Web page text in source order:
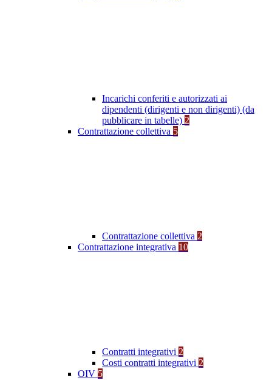
Incarichi conferiti e autorizzati ai
dipendenti (dirigenti e non dirigenti) (da
pubblicare in tabelle) 2
Contrattazione collettiva 5
Contrattazione collettiva 2
Contrattazione integrativa 10
Contratti integrativi 2
Costi contratti integrativi 2
OIV 5